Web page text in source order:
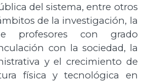
del sistema, entre otros
de la investigación, la
profesores con grado
con la sociedad, la
y el crecimiento de
física y tecnológica en